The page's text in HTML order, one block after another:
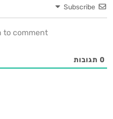
Subscribe
to comment
0 תגובות